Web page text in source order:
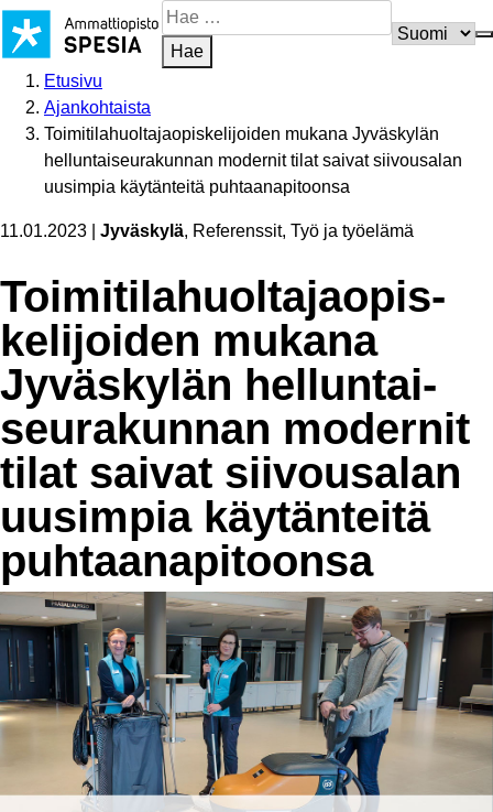
Siirry
sisältöön
Hae
sivustosta
Hae
Etusivu
Ajankohtaista
Toimitilahuoltajaopiskelijoiden mukana Jyväskylän
helluntaiseurakunnan modernit tilat saivat siivousalan
uusimpia käytänteitä puhtaanapitoonsa
11.01.2023 Jyväskylä, Referenssit, Työ ja työelämä
Toimi­ti­la­huol­ta­jao­pis­
ke­li­joiden mukana
Jyväskylän hellun­tai­
seu­ra­kunnan modernit
tilat saivat siivousalan
uusimpia käytänteitä
puhtaa­na­pi­toonsa